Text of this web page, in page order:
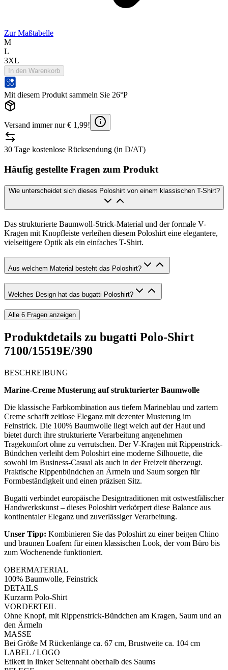
Zur Maßtabelle
M
L
3XL
In den Warenkorb
Mit diesem Produkt sammeln Sie 26°P
Versand immer nur € 1,99!
30 Tage kostenlose Rücksendung (in D/AT)
Häufig gestellte Fragen zum Produkt
Wie unterscheidet sich dieses Poloshirt von einem klassischen T-Shirt?
Das strukturierte Baumwoll-Strick-Material und der formale V-
Kragen mit Knopfleiste verleihen diesem Poloshirt eine elegantere,
vielseitigere Optik als ein einfaches T-Shirt.
Aus welchem Material besteht das Poloshirt?
Welches Design hat das bugatti Poloshirt?
Alle 6 Fragen anzeigen
Produktdetails zu bugatti Polo-Shirt
7100/15519E/390
BESCHREIBUNG
Marine-Creme Musterung auf strukturierter Baumwolle
Die klassische Farbkombination aus tiefem Marineblau und zartem
Creme schafft zeitlose Eleganz mit dezenter Musterung im
Feinstrick. Die 100% Baumwolle liegt weich auf der Haut und
bietet durch ihre strukturierte Verarbeitung angenehmen
Tragekomfort ohne zu verrutschen. Der V-Kragen mit Rippenstrick-
Bündchen verleiht dem Poloshirt eine moderne Silhouette, die
sowohl im Business-Casual als auch in der Freizeit überzeugt.
Praktische Rippenbündchen an Ärmeln und Saum sorgen für
Formbeständigkeit und einen präzisen Sitz.
Bugatti verbindet europäische Designtraditionen mit ostwestfälischer
Handwerkskunst – dieses Poloshirt verkörpert diese Balance aus
kontinentaler Eleganz und zuverlässiger Verarbeitung.
Unser Tipp: Kombinieren Sie das Poloshirt zu einer beigen Chino
und braunen Loafern für einen klassischen Look, der vom Büro bis
zum Wochenende funktioniert.
OBERMATERIAL
100% Baumwolle, Feinstrick
DETAILS
Kurzarm Polo-Shirt
VORDERTEIL
Ohne Knopf, mit Rippenstrick-Bündchen am Kragen, Saum und an
den Ärmeln
MASSE
Bei Größe M Rückenlänge ca. 67 cm, Brustweite ca. 104 cm
LABEL / LOGO
Etikett in linker Seitennaht oberhalb des Saums